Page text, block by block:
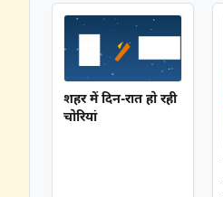
शहर में दिन-रात हो रही
चोरियां